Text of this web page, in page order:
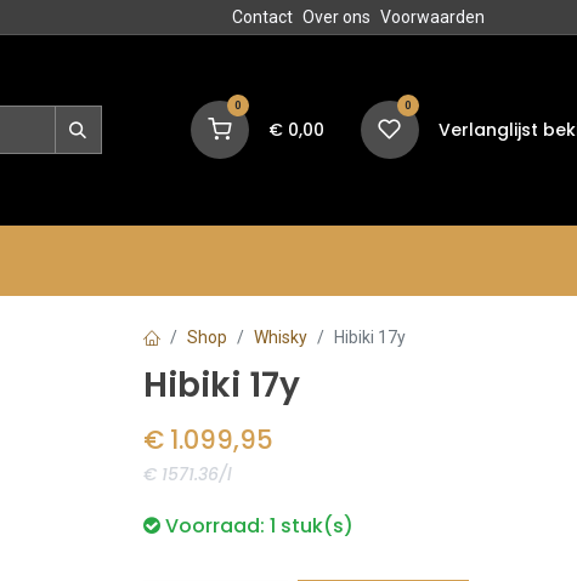
Contact Over ons Voorwaarden
0
€ 0,00
0
Verlanglijst
Shop Whisky Hibiki 17y
Hibiki 17y
€ 1.099,95
€ 1571.36/l
Voorraad: 1 stuk(s)